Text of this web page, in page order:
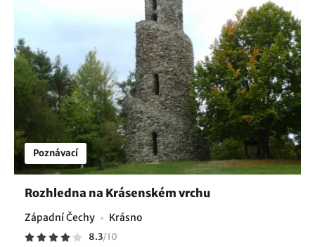
Poznávací
Rozhledna na Krásenském vrchu
Západní Čechy Krásno
8.3/10